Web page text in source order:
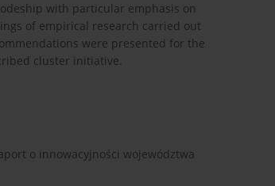
with particular emphasis on
of empirical research carried out
were presented for the
cluster initiative.
o innowacyjności województwa